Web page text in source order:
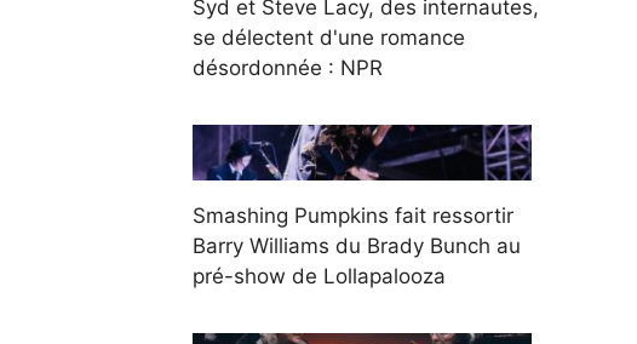
Syd et Steve Lacy, des internautes,
se délectent d'une romance
désordonnée : NPR
Smashing Pumpkins fait ressortir
Barry Williams du Brady Bunch au
pré-show de Lollapalooza